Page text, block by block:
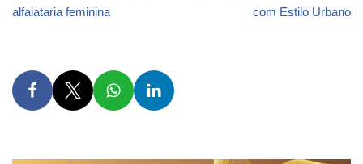
alfaiataria feminina
com Estilo Urbano